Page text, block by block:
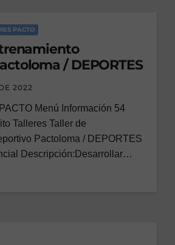
PACTO
Pactoloma / DEPORTES
2022
Menú Información 54
Talleres Taller de
Pactoloma / DEPORTES
Descripción:Desarrollar…